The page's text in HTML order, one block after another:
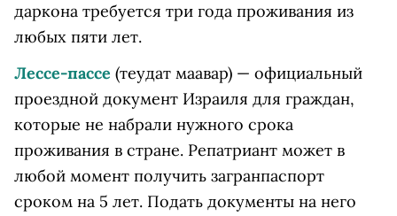
даркона требуется три года проживания из
любых пяти лет.
Лессе-пассе (теудат маавар) — официальный
проездной документ Израиля для граждан,
которые не набрали нужного срока
проживания в стране. Репатриант может в
любой момент получить загранпаспорт
сроком на 5 лет. Подать документы на него